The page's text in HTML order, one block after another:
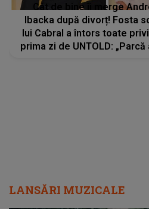
Cât de bine îi merge
Ibacka după divorț! Fosta
lui Cabral a întors toate
prima zi de UNTOLD: „Parcă
LANSĂRI MUZICALE